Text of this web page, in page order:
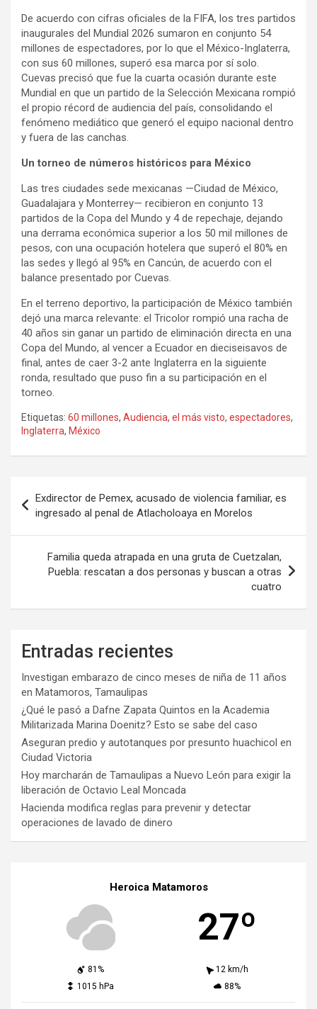
De acuerdo con cifras oficiales de la FIFA, los tres partidos
inaugurales del Mundial 2026 sumaron en conjunto 54
millones de espectadores, por lo que el México-Inglaterra,
con sus 60 millones, superó esa marca por sí solo.
Cuevas precisó que fue la cuarta ocasión durante este
Mundial en que un partido de la Selección Mexicana rompió
el propio récord de audiencia del país, consolidando el
fenómeno mediático que generó el equipo nacional dentro
y fuera de las canchas.
Un torneo de números históricos para México
Las tres ciudades sede mexicanas —Ciudad de México,
Guadalajara y Monterrey— recibieron en conjunto 13
partidos de la Copa del Mundo y 4 de repechaje, dejando
una derrama económica superior a los 50 mil millones de
pesos, con una ocupación hotelera que superó el 80% en
las sedes y llegó al 95% en Cancún, de acuerdo con el
balance presentado por Cuevas.
En el terreno deportivo, la participación de México también
dejó una marca relevante: el Tricolor rompió una racha de
40 años sin ganar un partido de eliminación directa en una
Copa del Mundo, al vencer a Ecuador en dieciseisavos de
final, antes de caer 3-2 ante Inglaterra en la siguiente
ronda, resultado que puso fin a su participación en el
torneo.
Etiquetas: 60 millones, Audiencia, el más visto, espectadores,
Inglaterra, México
de
entradas
Exdirector de Pemex, acusado de violencia familiar, es
ingresado al penal de Atlacholoaya en Morelos
Familia queda atrapada en una gruta de Cuetzalan,
Puebla: rescatan a dos personas y buscan a otras
cuatro
Entradas recientes
Investigan embarazo de cinco meses de niña de 11 años
en Matamoros, Tamaulipas
¿Qué le pasó a Dafne Zapata Quintos en la Academia
Militarizada Marina Doenitz? Esto se sabe del caso
Aseguran predio y autotanques por presunto huachicol en
Ciudad Victoria
Hoy marcharán de Tamaulipas a Nuevo León para exigir la
liberación de Octavio Leal Moncada
Hacienda modifica reglas para prevenir y detectar
operaciones de lavado de dinero
Heroica Matamoros
27º
81%
12 km/h
1015 hPa
88%